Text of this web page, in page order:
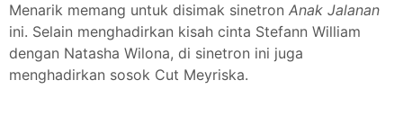
Menarik memang untuk disimak sinetron Anak Jalanan
ini. Selain menghadirkan kisah cinta Stefann William
dengan Natasha Wilona, di sinetron ini juga
menghadirkan sosok Cut Meyriska.